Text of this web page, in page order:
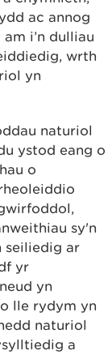
ac annog
i’n dulliau
wrth
yn
naturiol
ystod eang o
o
sy'n
seiliedig ar
yr
yn
lle rydym yn
naturiol
a